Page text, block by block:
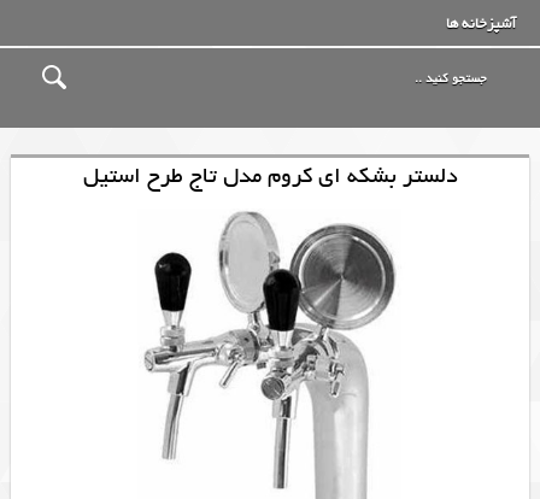
آشپزخانه ها
دلستر بشکه ای کروم مدل تاج طرح استیل